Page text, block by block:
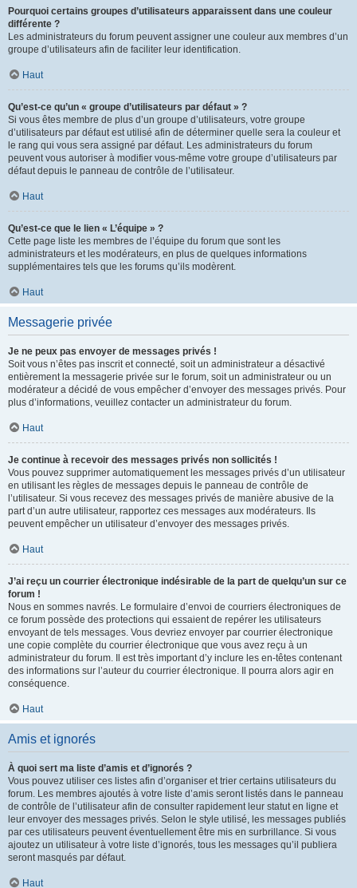
Pourquoi certains groupes d’utilisateurs apparaissent dans une couleur
différente ?
Les administrateurs du forum peuvent assigner une couleur aux membres d’un
groupe d’utilisateurs afin de faciliter leur identification.
Haut
Qu’est-ce qu’un « groupe d’utilisateurs par défaut » ?
Si vous êtes membre de plus d’un groupe d’utilisateurs, votre groupe
d’utilisateurs par défaut est utilisé afin de déterminer quelle sera la couleur et
le rang qui vous sera assigné par défaut. Les administrateurs du forum
peuvent vous autoriser à modifier vous-même votre groupe d’utilisateurs par
défaut depuis le panneau de contrôle de l’utilisateur.
Haut
Qu’est-ce que le lien « L’équipe » ?
Cette page liste les membres de l’équipe du forum que sont les
administrateurs et les modérateurs, en plus de quelques informations
supplémentaires tels que les forums qu’ils modèrent.
Haut
Messagerie privée
Je ne peux pas envoyer de messages privés !
Soit vous n’êtes pas inscrit et connecté, soit un administrateur a désactivé
entièrement la messagerie privée sur le forum, soit un administrateur ou un
modérateur a décidé de vous empêcher d’envoyer des messages privés. Pour
plus d’informations, veuillez contacter un administrateur du forum.
Haut
Je continue à recevoir des messages privés non sollicités !
Vous pouvez supprimer automatiquement les messages privés d’un utilisateur
en utilisant les règles de messages depuis le panneau de contrôle de
l’utilisateur. Si vous recevez des messages privés de manière abusive de la
part d’un autre utilisateur, rapportez ces messages aux modérateurs. Ils
peuvent empêcher un utilisateur d’envoyer des messages privés.
Haut
J’ai reçu un courrier électronique indésirable de la part de quelqu’un sur ce
forum !
Nous en sommes navrés. Le formulaire d’envoi de courriers électroniques de
ce forum possède des protections qui essaient de repérer les utilisateurs
envoyant de tels messages. Vous devriez envoyer par courrier électronique
une copie complète du courrier électronique que vous avez reçu à un
administrateur du forum. Il est très important d’y inclure les en-têtes contenant
des informations sur l’auteur du courrier électronique. Il pourra alors agir en
conséquence.
Haut
Amis et ignorés
À quoi sert ma liste d’amis et d’ignorés ?
Vous pouvez utiliser ces listes afin d’organiser et trier certains utilisateurs du
forum. Les membres ajoutés à votre liste d’amis seront listés dans le panneau
de contrôle de l’utilisateur afin de consulter rapidement leur statut en ligne et
leur envoyer des messages privés. Selon le style utilisé, les messages publiés
par ces utilisateurs peuvent éventuellement être mis en surbrillance. Si vous
ajoutez un utilisateur à votre liste d’ignorés, tous les messages qu’il publiera
seront masqués par défaut.
Haut